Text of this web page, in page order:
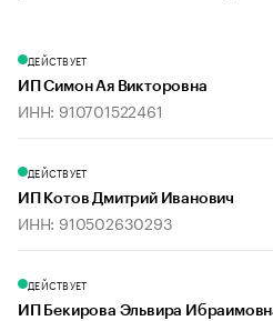
ДЕЙСТВУЕТ
ИП Симон Ая Викторовна
ИНН: 910701522461
ДЕЙСТВУЕТ
ИП Котов Дмитрий Иванович
ИНН: 910502630293
ДЕЙСТВУЕТ
ИП Бекирова Эльвира